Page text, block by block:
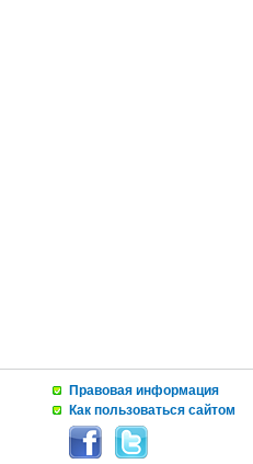
Правовая информация
Как пользоваться сайтом